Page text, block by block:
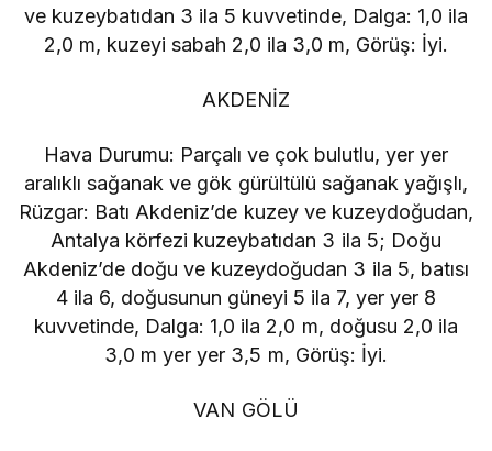
ve kuzeybatıdan 3 ila 5 kuvvetinde, Dalga: 1,0 ila
2,0 m, kuzeyi sabah 2,0 ila 3,0 m, Görüş: İyi.
AKDENİZ
Hava Durumu: Parçalı ve çok bulutlu, yer yer
aralıklı sağanak ve gök gürültülü sağanak yağışlı,
Rüzgar: Batı Akdeniz’de kuzey ve kuzeydoğudan,
Antalya körfezi kuzeybatıdan 3 ila 5; Doğu
Akdeniz’de doğu ve kuzeydoğudan 3 ila 5, batısı
4 ila 6, doğusunun güneyi 5 ila 7, yer yer 8
kuvvetinde, Dalga: 1,0 ila 2,0 m, doğusu 2,0 ila
3,0 m yer yer 3,5 m, Görüş: İyi.
VAN GÖLÜ